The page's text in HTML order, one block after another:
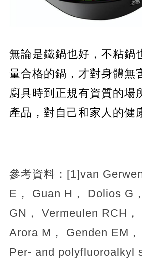
無論是鐵鍋也好，不粘鍋
量合格的鍋，才對身體無
廚具時到正規有資質的場
產品，對自己和家人的健
參考資料：[1]van
E， Guan H， Dolios G
GN， Vermeulen RCH，
Arora M， Genden EM
Per- and polyfluoroalkyl